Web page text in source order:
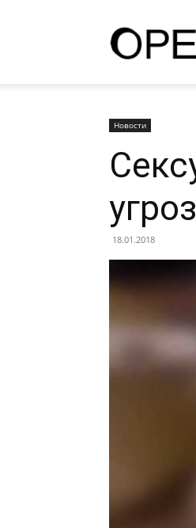
Новости
18.01.2018